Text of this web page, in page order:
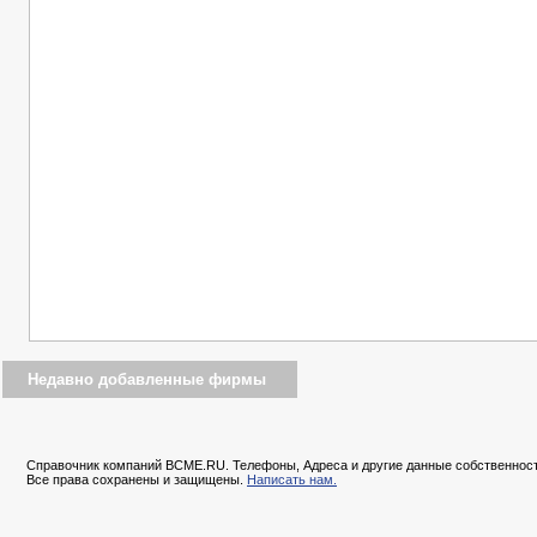
Недавно добавленные фирмы
Справочник компаний BCME.RU. Телефоны, Адреса и другие данные
Все права сохранены и защищены. Написать нам.